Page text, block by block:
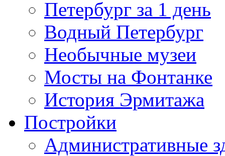
Петербург за 1 день
Водный Петербург
Необычные музеи
Мосты на Фонтанке
История Эрмитажа
Постройки
Административные